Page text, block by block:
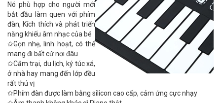
Nó phù hợp cho người mới
bắt đầu làm quen với phím
đàn, Kích thích và phát triển
năng khiếu âm nhạc của bé
✩Gọn nhẹ, linh hoạt, có thể
mang đi bất cứ nơi đâu
✩Cắm trại, du lịch, ký túc xá,
ở nhà hay mang đến lớp đều
rất thú vị
✩Phím đàn được làm bằng silicon cao cấp, cảm ứng cực nhạy